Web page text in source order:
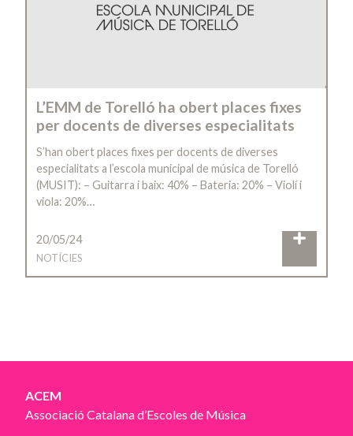
L’EMM de Torelló ha obert places fixes
per docents de diverses especialitats
S’han obert places fixes per docents de diverses
especialitats a l’escola municipal de música de Torelló
(MUSIT): – Guitarra i baix: 40% – Bateria: 20% – Violí i
viola: 20%…
20/05/24
NOTÍCIES
ACEM
Associació Catalana d’Escoles de Música